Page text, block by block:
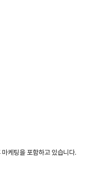
케팅을 포함하고 있습니다.